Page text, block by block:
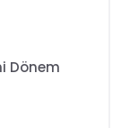
Dönem